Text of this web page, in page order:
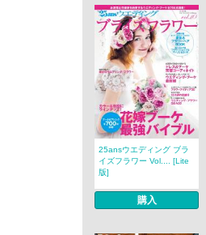
25ansウエディング ブラ
イズフラワー Vol.... [Lite
版]
購入